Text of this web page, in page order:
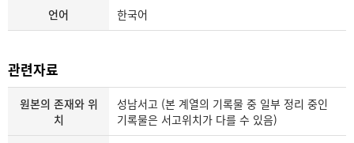
언어 한국어
관련자료
원본의 존재와 위
치
성남서고 (본 계열의 기록물 중 일부 정리 중인
기록물은 서고위치가 다를 수 있음)